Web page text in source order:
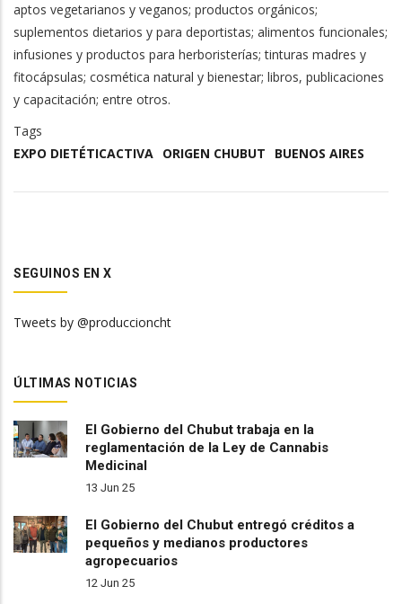
aptos vegetarianos y veganos; productos orgánicos;
suplementos dietarios y para deportistas; alimentos funcionales;
infusiones y productos para herboristerías; tinturas madres y
fitocápsulas; cosmética natural y bienestar; libros, publicaciones
y capacitación; entre otros.
Tags
EXPO DIETÉTICACTIVA ORIGEN CHUBUT BUENOS AIRES
SEGUINOS EN X
Tweets by @produccioncht
ÚLTIMAS NOTICIAS
El Gobierno del Chubut trabaja en la
reglamentación de la Ley de Cannabis
Medicinal
13 Jun 25
El Gobierno del Chubut entregó créditos a
pequeños y medianos productores
agropecuarios
12 Jun 25